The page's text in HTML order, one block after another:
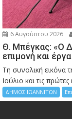
6 Αυγούστου 2026
Θ. Μπέγκας: «Ο
επιμονή και
Τη συνολική εικόνα
Ιούλιο και τις
ΔΗΜΟΣ ΙΩΑΝΝΙΤΩΝ